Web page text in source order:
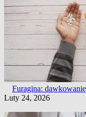
Furagina:
Luty 24, 2026